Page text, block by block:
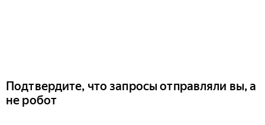
Подтвердите, что запросы отправляли вы, а
не робот